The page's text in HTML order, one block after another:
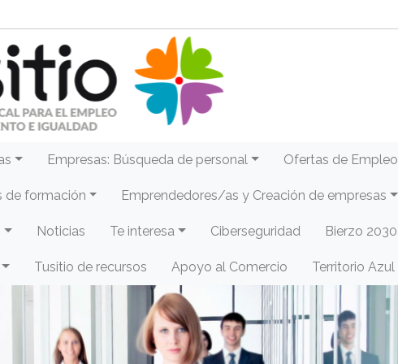
Empresas: Búsqueda de personal Ofertas de Empleo
de formación Emprendedores/as y Creación de empresas
Noticias Te interesa Ciberseguridad Bierzo 2030
Tusitio de recursos Apoyo al Comercio Territorio Azul